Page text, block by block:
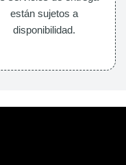
están sujetos a
disponibilidad.